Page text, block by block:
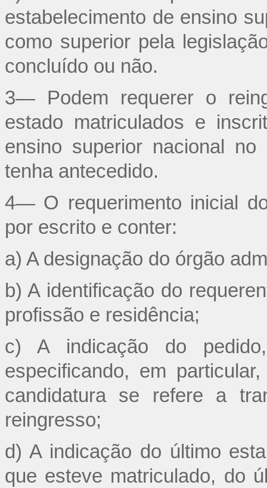
estabelecimento de ensino
como superior pela
concluído ou não.
3— Podem requerer o
estado matriculados e
ensino superior nacional
tenha antecedido.
4— O requerimento inicial
por escrito e conter:
a) A designação do órgão
b) A identificação do
profissão e residência;
c) A indicação do
especificando, em
candidatura se refere a
reingresso;
d) A indicação do último
que esteve matriculado, do